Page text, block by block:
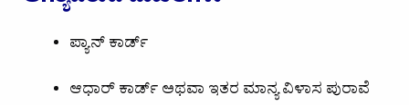
ಪ್ಯಾನ್ ಕಾರ್ಡ್
ಆಧಾರ್ ಕಾರ್ಡ್ ಅಥವಾ ಇತರ ಮಾನ್ಯ ವಿಳಾಸ ಪುರಾವೆ